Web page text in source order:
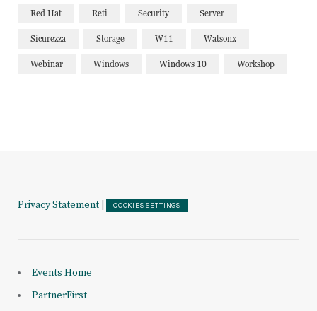
Red Hat Reti Security Server
Sicurezza Storage W11 Watsonx
Webinar Windows Windows 10 Workshop
Privacy Statement COOKIES SETTINGS
Events Home
PartnerFirst